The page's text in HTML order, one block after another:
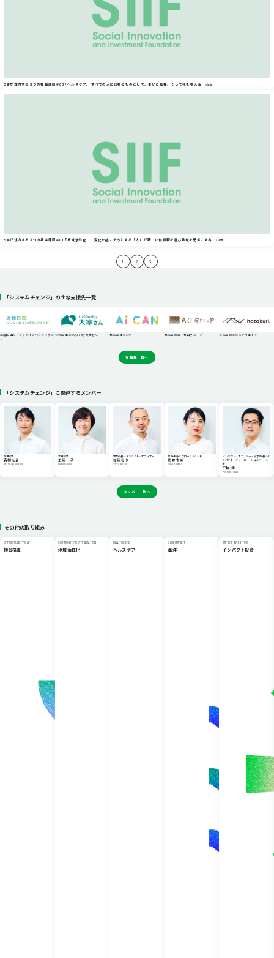
SIIFが注力する３つの社会課題＃03「ヘルスケア」 すべての人に訪れるものとして、老いと孤独、そして死を考える #記事
SIIFが注力する３つの社会課題＃01「地域活性化」 変化を起こそうとする「人」が新しい価値観を運び地域を元気にする #記事
1 2 3
「システムチェンジ」の主な支援先一覧
近畿四国ソーシャルインパクトファン
ド
株式会社LivEQuality大家さん 株式会社 AiCAN 株式会社エーゼログループ 株式会社はたらクリエイト
支援先一覧へ
「システムチェンジ」に関連するメンバー
専務理事
青柳 光昌
MITSUAKI AOYAGI
常務理事
工藤 七子
NANAKO KUDO
事業部長／インパクト・オフィサー
加藤 有也
YUYA KATO
海外連携部 グローバルヘッド
菅野 文美
FUMI SUGENO
インパクト・エコノミー・ラボ 所長 / イ
ンパクト・ジャーニー・シェルパ ヘッ
ド
戸田 満
MICHIRU TODA
メンバー一覧へ
その他の取り組み
OPPORTUNITY GAP
機会格差
COMMUNITY REVITALIZATION
地域活性化
HEALTHCARE
ヘルスケア
BLUE IMPACT
海洋
IMPACT INVESTING
インパクト投資